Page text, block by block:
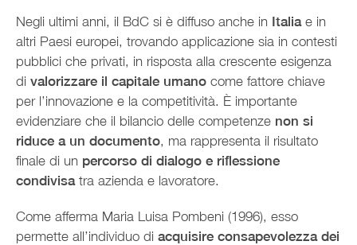
Negli ultimi anni, il BdC si è diffuso anche in Italiae in
altri Paesi europei, trovando applicazione sia in contesti
pubblici che privati, in risposta alla crescente esigenza
di valorizzare il capitale umano come fattore chiave
per l’innovazione e la competitività. È importante
evidenziare che il bilancio delle competenze non si
riduce a un documento, ma rappresenta il risultato
finale di un percorso di dialogo e riflessione
condivisatra azienda e lavoratore.
Come afferma Maria Luisa Pombeni (1996), esso
permette all’individuo di acquisire consapevolezza dei